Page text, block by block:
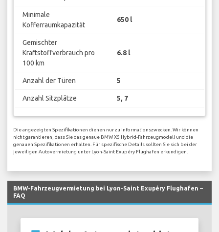
Minimale
Kofferraumkapazität
650 l
Gemischter
Kraftstoffverbrauch pro
100 km
6.8 l
Anzahl der Türen 5
Anzahl Sitzplätze 5, 7
Die angezeigten Spezifikationen dienen nur zu Informationszwecken. Wir können
nicht garantieren, dass Sie das genaue BMW X5 Hybrid-Fahrzeugmodell und die
genauen Spezifikationen erhalten. Für spezifische Details sollten Sie sich bei der
jeweiligen Autovermietung unter Lyon-Saint Exupéry Flughafen erkundigen.
BMW-Fahrzeugvermietung bei Lyon-Saint Exupéry Flughafen –
FAQ